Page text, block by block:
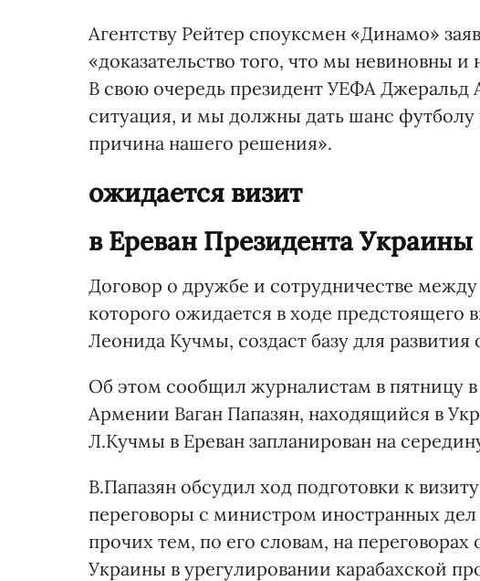
Агентству Рейтер споуксмен «Динамо»
«доказательство того, что мы невиновны
В свою очередь президент УЕФА Джеральд
ситуация, и мы должны дать шанс футболу
причина нашего решения».
ожидается визит
в Ереван Президента Украины
Договор о дружбе и сотрудничестве
которого ожидается в ходе предстоящего
Леонида Кучмы, создаст базу для
Об этом сообщил журналистам в пятницу
Армении Ваган Папазян, находящийся в
Л.Кучмы в Ереван запланирован на
В.Папазян обсудил ход подготовки к
переговоры с министром иностранных
прочих тем, по его словам, на
Украины в урегулировании карабахской